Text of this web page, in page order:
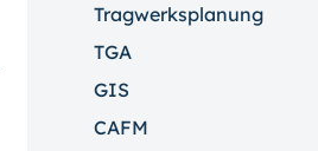
Tragwerksplanung
TGA
GIS
CAFM